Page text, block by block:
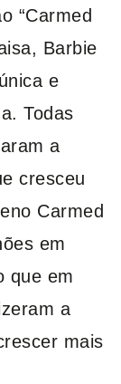
“Carmed
Barbie
e
Todas
a
cresceu
Carmed
em
que em
a
mais